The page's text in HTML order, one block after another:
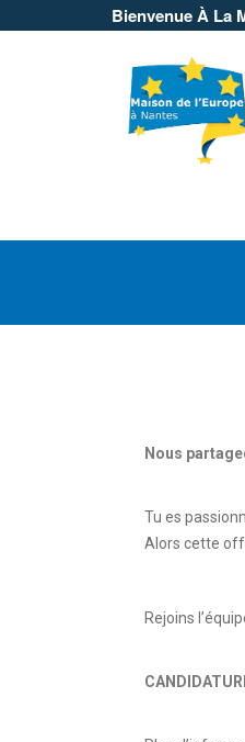
Bienvenue À La
Nous
Tu es
Alors cette
Rejoins